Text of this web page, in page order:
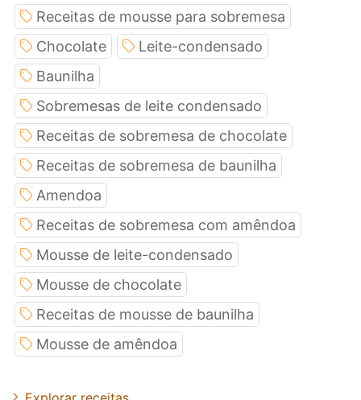
Receitas de mousse para sobremesa
Chocolate
Leite-condensado
Baunilha
Sobremesas de leite condensado
Receitas de sobremesa de chocolate
Receitas de sobremesa de baunilha
Amendoa
Receitas de sobremesa com amêndoa
Mousse de leite-condensado
Mousse de chocolate
Receitas de mousse de baunilha
Mousse de amêndoa